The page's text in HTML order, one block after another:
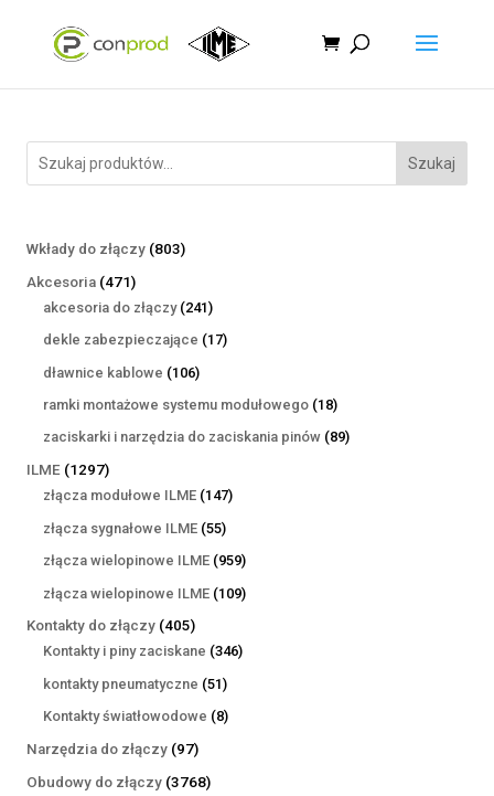
Szukaj
Wkłady do złączy 803803
Akcesoria 471471
produktów
akcesoria do złączy 241241
produktów
dekle zabezpieczające 1717
dławnice kablowe 106106
produktów
ramki montażowe systemu modułowego 1818
produktów
zaciskarki i narzędzia do zaciskania pinów 8989
ILME 12971297
produktów
złącza modułowe ILME 147147
złącza sygnałowe ILME 5555
produktów
złącza wielopinowe ILME 959959
produktów
złącza wielopinowe ILME 109109
Kontakty do złączy 405405
produktów
Kontakty i piny zaciskane 346346
kontakty pneumatyczne 5151
produktów
Kontakty światłowodowe 88
Narzędzia do złączy 9797
produktów
Obudowy do złączy 37683768